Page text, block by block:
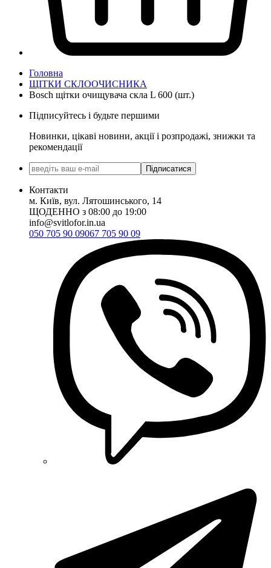
Головна
ЩІТКИ СКЛООЧИСНИКА
Bosch щітки очищувача скла L 600 (шт.)
Підписуйтесь і будьте першими
Новинки, цікаві новини, акції і розпродажі, знижки та
рекомендації
Підписатися
Контакти
м. Київ, вул. Лятошинського, 14
ЩОДЕННО з 08:00 до 19:00
info@svitlofor.in.ua
050 705 90 09067 705 90 09